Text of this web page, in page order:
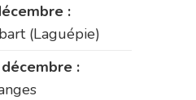
:
(Laguépie)
: